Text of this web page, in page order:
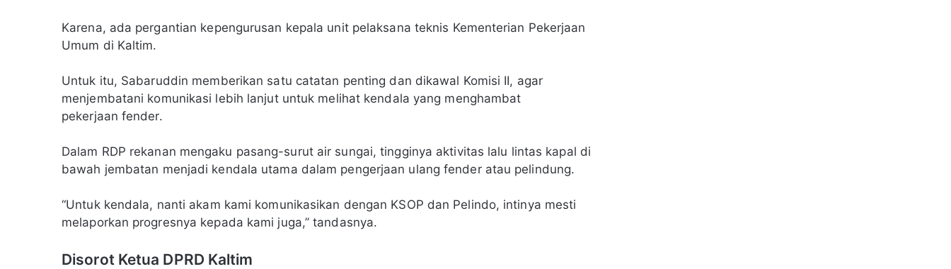
Karena, ada pergantian kepengurusan kepala unit pelaksana teknis Kementerian Pekerjaan
Umum di Kaltim.
Untuk itu, Sabaruddin memberikan satu catatan penting dan dikawal Komisi II, agar
menjembatani komunikasi lebih lanjut untuk melihat kendala yang menghambat
pekerjaan fender.
Dalam RDP rekanan mengaku pasang-surut air sungai, tingginya aktivitas lalu lintas kapal di
bawah jembatan menjadi kendala utama dalam pengerjaan ulang fender atau pelindung.
“Untuk kendala, nanti akam kami komunikasikan dengan KSOP dan Pelindo, intinya mesti
melaporkan progresnya kepada kami juga,” tandasnya.
Disorot Ketua DPRD Kaltim